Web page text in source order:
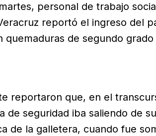
personal de trabajo
reportó el ingreso del
quemaduras de segundo
reportaron que, en el
de seguridad iba saliendo de
de la galletera, cuando fue